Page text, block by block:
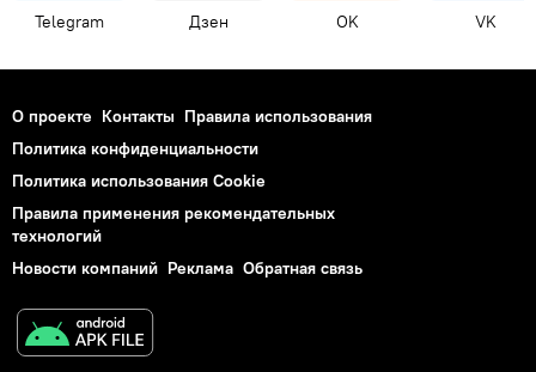
Telegram Дзен OK VK
О проекте Контакты Правила использования
Политика конфиденциальности
Политика использования Cookie
Правила применения рекомендательных
технологий
Новости компаний Реклама Обратная связь